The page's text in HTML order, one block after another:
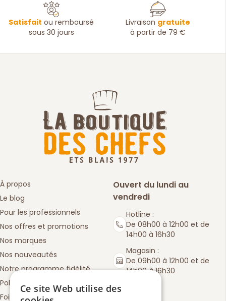
Satisfait ou remboursé
sous 30 jours
Livraison gratuite
à partir de 79 €
À propos
Le blog
Pour les professionnels
Nos offres et promotions
Nos marques
Nos nouveautés
Notre programme fidélité
Politique de retours
Foire aux questions
Ouvert du lundi au
vendredi
Hotline :
De 08h00 à 12h00 et de
14h00 à 16h30
Magasin :
De 09h00 à 12h00 et de
14h00 à 16h30
Ce site Web utilise des